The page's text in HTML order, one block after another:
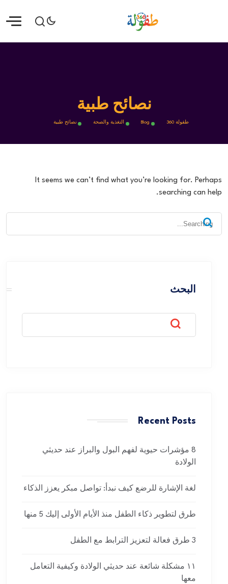
نصائح طبية
طفولة 360 Blog التغذية والصحة نصائح طبية
It seems we can’t find what you’re looking for. Perhaps
searching can help.
Search
for:
البحث
Recent Posts
8 مؤشرات حيوية لفهم البول والبراز عند حديثي
الولادة
لغة الإشارة للرضع كيف نبدأ: تواصل مبكر يعزز الذكاء
طرق لتطوير ذكاء الطفل منذ الأيام الأولى إليك 5 منها
3 طرق فعالة لتعزيز الترابط مع الطفل
١١ مشكلة شائعة عند حديثي الولادة وكيفية التعامل
معها